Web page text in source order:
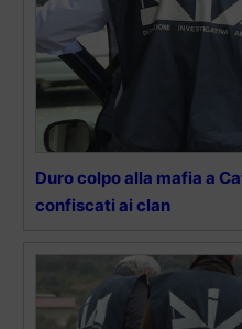
Duro colpo alla mafia a
confiscati ai clan